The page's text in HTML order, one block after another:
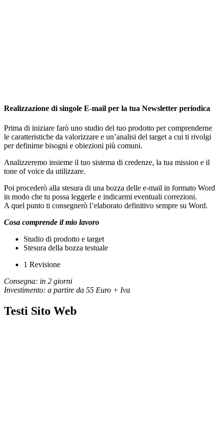
Realizzazione di singole E-mail per la tua Newsletter periodica
Prima di iniziare farò uno studio del tuo prodotto per comprenderne
le caratteristiche da valorizzare e un’analisi del target a cui ti rivolgi
per definirne bisogni e obiezioni più comuni.
Analizzeremo insieme il tuo sistema di credenze, la tua mission e il
tone of voice da utilizzare.
Poi procederò alla stesura di una bozza delle e-mail in formato Word
in modo che tu possa leggerle e indicarmi eventuali correzioni.
A quel punto ti consegnerò l’elaborato definitivo sempre su Word.
Cosa comprende il mio lavoro
Studio di prodotto e target
Stesura della bozza testuale
1 Revisione
Consegna: in 2 giorni
Investimento: a partire da 55 Euro + Iva
Testi Sito Web​